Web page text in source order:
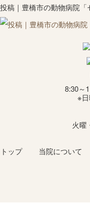
投稿｜豊橋市の動物病院
8:30～
※
火曜
トップ 当院について